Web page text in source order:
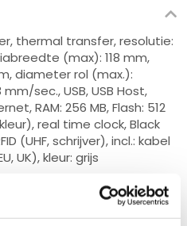
thermal transfer, resolutie:
(max): 118 mm,
diameter rol (max.):
sec., USB, USB Host,
RAM: 256 MB, Flash: 512
real time clock, Black
(UHF, schrijver), incl.: kabel
UK), kleur: grijs